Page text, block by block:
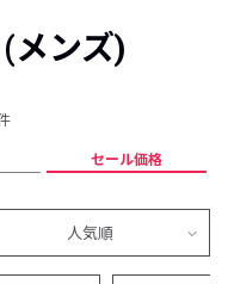
メンズ)
セール価格
人気順